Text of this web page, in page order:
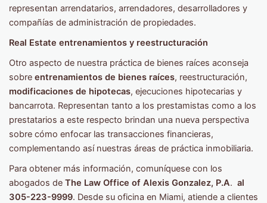
representan arrendatarios, arrendadores, desarrolladores y
compañías de administración de propiedades.
Real Estate entrenamientos y reestructuración
Otro aspecto de nuestra práctica de bienes raíces aconseja
sobre entrenamientos de bienes raíces, reestructuración,
modificaciones de hipotecas, ejecuciones hipotecarias y
bancarrota. Representan tanto a los prestamistas como a los
prestatarios a este respecto brindan una nueva perspectiva
sobre cómo enfocar las transacciones financieras,
complementando así nuestras áreas de práctica inmobiliaria.
Para obtener más información, comuníquese con los
abogados de The Law Office of Alexis Gonzalez, P.A. al
305-223-9999. Desde su oficina en Miami, atiende a clientes